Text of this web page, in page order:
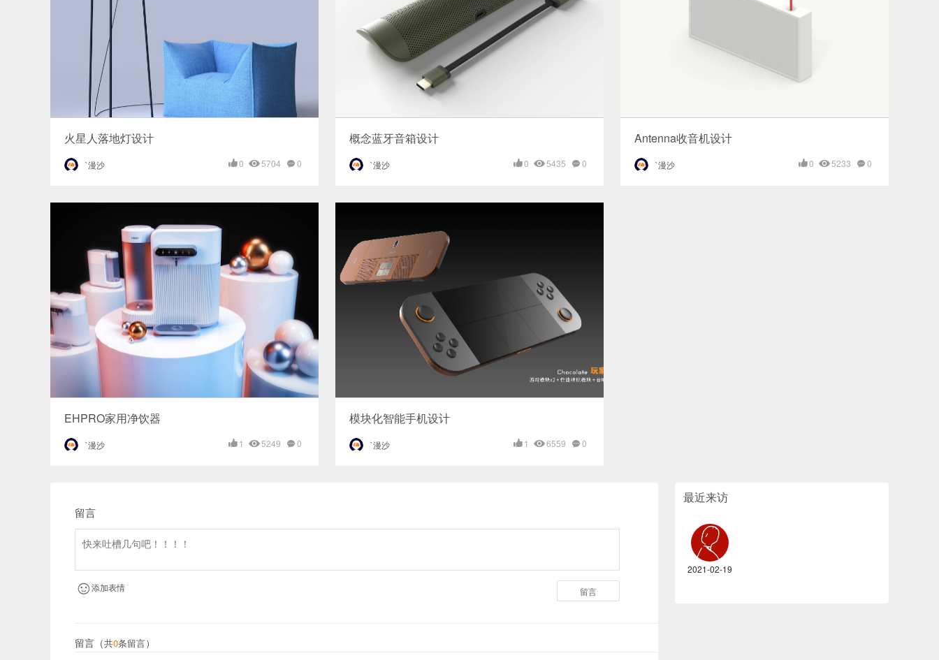
火星人落地灯设计
`漫沙 0 5704 0
概念蓝牙音箱设计
`漫沙 0 5435 0
Antenna收音机设计
`漫沙 0 5233 0
EHPRO家用净饮器
`漫沙 1 5249 0
模块化智能手机设计
`漫沙 1 6559 0
留言
添加表情 留言
留言（共0条留言）
最近来访
2021-02-19